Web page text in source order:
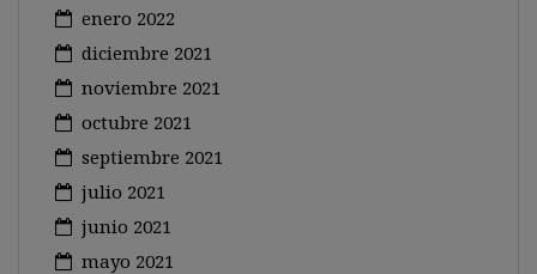
enero 2022
diciembre 2021
noviembre 2021
octubre 2021
septiembre 2021
julio 2021
junio 2021
mayo 2021